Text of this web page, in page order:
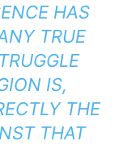
HAS
TRUE
IS,
THE
THAT